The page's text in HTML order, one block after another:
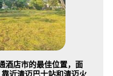
酒店市的最佳位置，面